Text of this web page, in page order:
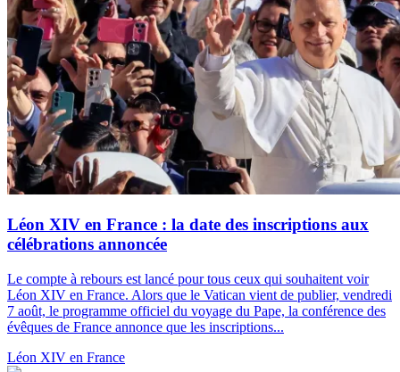
Léon XIV en France : la date des inscriptions aux
célébrations annoncée
Le compte à rebours est lancé pour tous ceux qui souhaitent voir
Léon XIV en France. Alors que le Vatican vient de publier, vendredi
7 août, le programme officiel du voyage du Pape, la conférence des
évêques de France annonce que les inscriptions...
Léon XIV en France